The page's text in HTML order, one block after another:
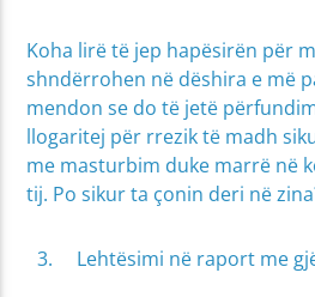
Koha lirë të jep hapësirën për
shndërrohen në dëshira e më
mendon se do të jetë
llogaritej për rrezik të madh
me masturbim duke marrë në
tij. Po sikur ta çonin deri në
Lehtësimi në raport me